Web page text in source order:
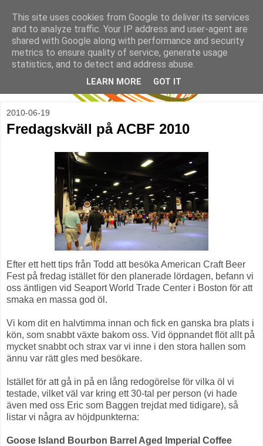
2010-06-19
Fredagskväll på ACBF 2010
Efter ett hett tips från Todd att besöka American Craft Beer
Fest på fredag istället för den planerade lördagen, befann vi
oss äntligen vid Seaport World Trade Center i Boston för att
smaka en massa god öl.
Vi kom dit en halvtimma innan och fick en ganska bra plats i
kön, som snabbt växte bakom oss. Vid öppnandet flöt allt på
mycket snabbt och strax var vi inne i den stora hallen som
ännu var rätt gles med besökare.
Istället för att gå in på en lång redogörelse för vilka öl vi
testade, vilket väl var kring ett 30-tal per person (vi hade
även med oss Eric som Baggen trejdat med tidigare), så
listar vi några av höjdpunkterna:
Goose Island Bourbon Barrel Aged Imperial Coffee
This site uses cookies from Google to deliver its services
and to analyze traffic. Your IP address and user-agent are
shared with Google along with performance and security
metrics to ensure quality of service, generate usage
statistics, and to detect and address abuse.
LEARN MORE GOT IT